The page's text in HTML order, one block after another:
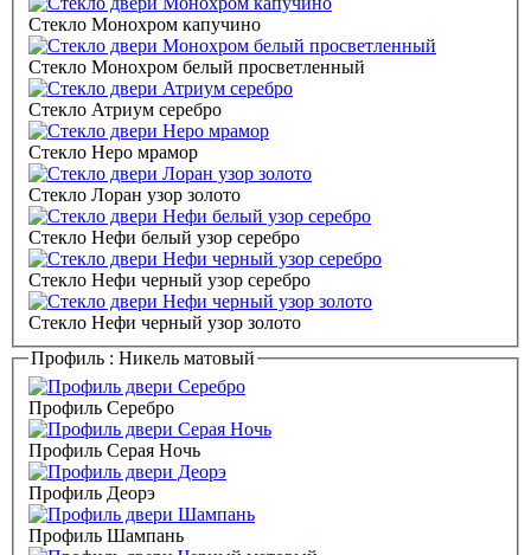
Стекло Монохром капучино
Стекло Монохром белый просветленный
Стекло Атриум серебро
Стекло Неро мрамор
Стекло Лоран узор золото
Стекло Нефи белый узор серебро
Стекло Нефи черный узор серебро
Стекло Нефи черный узор золото
Профиль : Никель матовый
Профиль Серебро
Профиль Серая Ночь
Профиль Деорэ
Профиль Шампань